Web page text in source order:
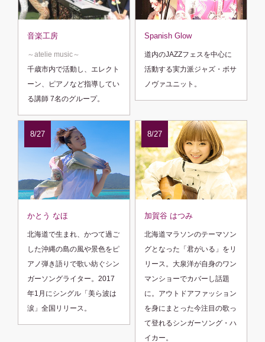
音楽工房
～atelie music～
千歳市内で活動し、エレクト
ーン、ピアノなど指導してい
る講師 7名のグループ。
Spanish Glow
道内のJAZZフェスを中心に
活動する実力派ジャズ・ボサ
ノヴァユニット。
8/27
かとう なほ
北海道で生まれ、かつて過ご
した沖縄の島の風や景色をピ
アノ弾き語りで歌い紡ぐシン
ガーソングライター。2017
年1月にシングル「美ら波は
涙」全国リリース。
8/27
加賀谷 はつみ
北海道マラソンのテーマソン
グとなった「君がいる」をリ
リース。大泉洋が自身のワン
マンショーでカバーし話題
に。アウトドアファッション
を身にまとった今注目の歌っ
て登れるシンガーソング・ハ
イカー。